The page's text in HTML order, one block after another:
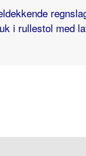
i rullestol med